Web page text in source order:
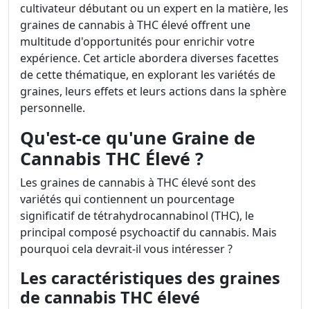
cultivateur débutant ou un expert en la matière, les
graines de cannabis à THC élevé offrent une
multitude d'opportunités pour enrichir votre
expérience. Cet article abordera diverses facettes
de cette thématique, en explorant les variétés de
graines, leurs effets et leurs actions dans la sphère
personnelle.
Qu'est-ce qu'une Graine de
Cannabis THC Élevé ?
Les graines de cannabis à THC élevé sont des
variétés qui contiennent un pourcentage
significatif de tétrahydrocannabinol (THC), le
principal composé psychoactif du cannabis. Mais
pourquoi cela devrait-il vous intéresser ?
Les caractéristiques des graines
de cannabis THC élevé